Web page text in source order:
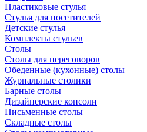
Пластиковые стулья
Стулья для посетителей
Детские стулья
Комплекты стульев
Столы
Столы для переговоров
Обеденные (кухонные) столы
Журнальные столики
Барные столы
Дизайнерские консоли
Письменные столы
Складные столы